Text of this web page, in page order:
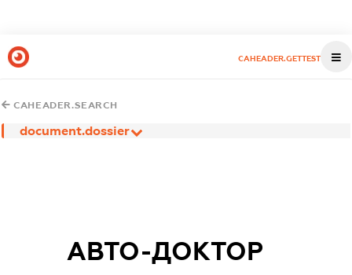
CAHEADER.GETTEST
CAHEADER.SEARCH
document.dossier
АВТО-ДОКТОР